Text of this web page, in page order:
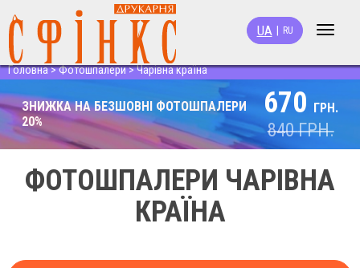
Toggle
UA RU
Головна>Фотошпалери>Чарівна країна
ЗНИЖКА НА БЕЗШОВНІ ФОТОШПАЛЕРИ
20%
670 ГРН.
840ГРН.
ФОТОШПАЛЕРИ ЧАРІВНА
КРАЇНА